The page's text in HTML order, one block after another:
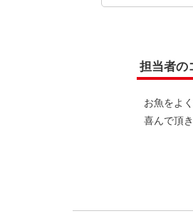
担当者の
お魚をよ
喜んで頂